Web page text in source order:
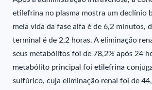
etilefrina no plasma mostra um declínio
meia vida da fase alfa é de 6,2 minutos,
terminal é de 2,2 horas. A eliminação
seus metabólitos foi de 78,2% após 24
metabólito principal foi etilefrina
sulfúrico, cuja eliminação renal foi de